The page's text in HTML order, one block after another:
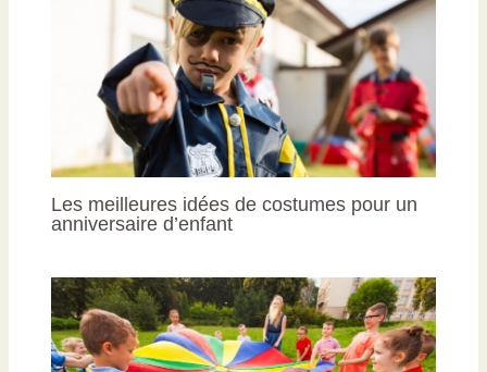
Les meilleures idées de costumes pour un
anniversaire d’enfant